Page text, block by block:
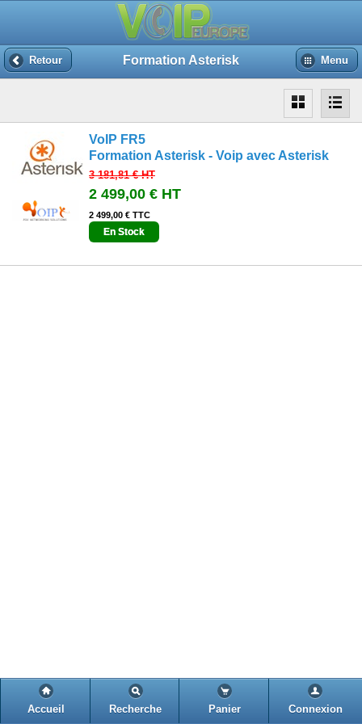
Retour Formation Asterisk Menu
VoIP FR5
Formation Asterisk - Voip avec Asterisk
3 181,81 €HT
2 499,00 € HT
2 499,00 € TTC
En Stock
Accueil Recherche Panier Connexion